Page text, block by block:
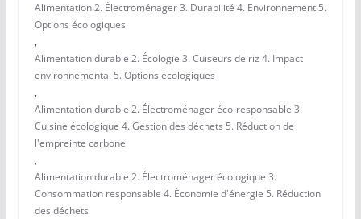
Alimentation 2. Électroménager 3. Durabilité 4. Environnement 5.
Options écologiques
,
Alimentation durable 2. Écologie 3. Cuiseurs de riz 4. Impact
environnemental 5. Options écologiques
,
Alimentation durable 2. Électroménager éco-responsable 3.
Cuisine écologique 4. Gestion des déchets 5. Réduction de
l'empreinte carbone
,
Alimentation durable 2. Électroménager écologique 3.
Consommation responsable 4. Économie d'énergie 5. Réduction
des déchets